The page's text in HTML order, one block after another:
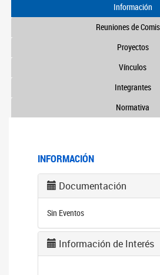
Información
Reuniones de
Proyectos
Vínculos
Integrantes
Normativa
INFORMACIÓN
Documentación
Sin Eventos
Información de Interés